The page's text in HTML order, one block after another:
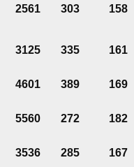
2561 303 158
3125 335 161
4601 389 169
5560 272 182
3536 285 167